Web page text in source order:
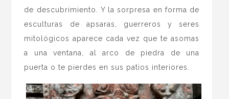
de descubrimiento. Y la sorpresa en forma de
esculturas de apsaras, guerreros y seres
mitológicos aparece cada vez que te asomas
a una ventana, al arco de piedra de una
puerta o te pierdes en sus patios interiores.